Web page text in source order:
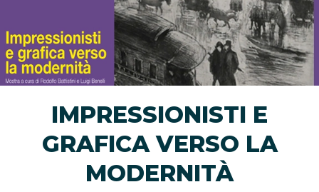
IMPRESSIONISTI E
GRAFICA VERSO LA
MODERNITÀ